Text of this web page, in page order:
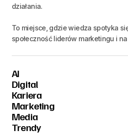
działania.
To miejsce, gdzie wiedza spotyka
społeczność liderów marketingu i
AI
Digital
Kariera
Marketing
Media
Trendy